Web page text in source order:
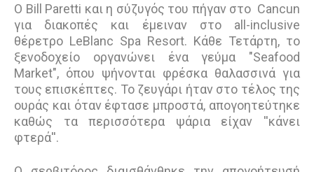
Ο Bill Paretti και η σύζυγός του πήγαν στο Cancun
για διακοπές και έμειναν στο all-inclusive
θέρετρο LeBlanc Spa Resort. Κάθε Τετάρτη, το
ξενοδοχείο οργανώνει ένα γεύμα "Seafood
Market", όπου ψήνονται φρέσκα θαλασσινά για
τους επισκέπτες. Το ζευγάρι ήταν στο τέλος της
ουράς και όταν έφτασε μπροστά, απογοητεύτηκε
καθώς τα περισσότερα ψάρια είχαν ''κάνει
φτερά''.